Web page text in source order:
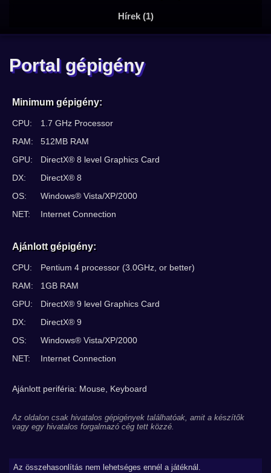
Hírek (1)
Portal gépigény
Minimum gépigény:
CPU:
1.7 GHz Processor
RAM:
512MB RAM
GPU:
DirectX® 8 level Graphics Card
DX:
DirectX® 8
OS:
Windows® Vista/XP/2000
NET:
Internet Connection
Ajánlott gépigény:
CPU:
Pentium 4 processor (3.0GHz, or better)
RAM:
1GB RAM
GPU:
DirectX® 9 level Graphics Card
DX:
DirectX® 9
OS:
Windows® Vista/XP/2000
NET:
Internet Connection
Ajánlott periféria: Mouse, Keyboard
Az oldalon csak hivatalos gépigények találhatóak, amit a készítők
vagy egy hivatalos forgalmazó cég tett közzé.
Az összehasonlítás nem lehetséges ennél a játéknál.